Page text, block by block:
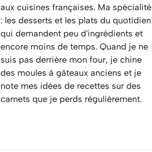
aux cuisines françaises. Ma spécialité
: les desserts et les plats du quotidien
qui demandent peu d'ingrédients et
encore moins de temps. Quand je ne
suis pas derrière mon four, je chine
des moules à gâteaux anciens et je
note mes idées de recettes sur des
carnets que je perds régulièrement.